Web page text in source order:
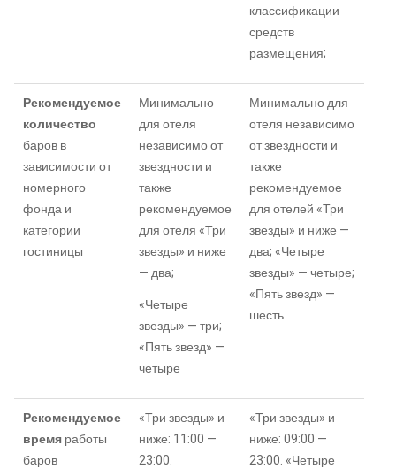
классификации
средств
размещения;
Рекомендуемое
количество
баров в
зависимости от
номерного
фонда и
категории
гостиницы
Минимально
для отеля
независимо от
звездности и
также
рекомендуемое
для отеля «Три
звезды» и ниже
— два;
«Четыре
звезды» — три;
«Пять звезд» —
четыре
Минимально для
отеля независимо
от звездности и
также
рекомендуемое
для отелей «Три
звезды» и ниже —
два; «Четыре
звезды» — четыре;
«Пять звезд» —
шесть
Рекомендуемое
времяработы
баров
«Три звезды» и
ниже: 11:00 —
23:00.
«Три звезды» и
ниже: 09:00 —
23:00. «Четыре